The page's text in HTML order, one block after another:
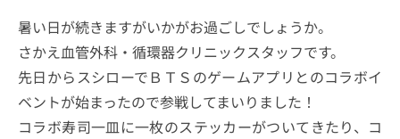
暑い日が続きますがいかがお過ごしでしょうか。
さかえ血管外科・循環器クリニックスタッフです。
先日からスシローでＢＴＳのゲームアプリとのコラボイ
ベントが始まったので参戦してまいりました！
コラボ寿司一皿に一枚のステッカーがついてきたり、コ